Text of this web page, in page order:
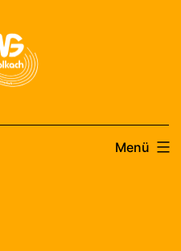
Menü